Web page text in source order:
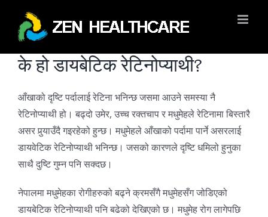
content
के हो डायबेटिक रेटिनोप्याथी?
आँखाको दृष्टि पर्दालाई रेटिना भनिन्छ जसमा आउने समस्या नै
रेटिनोप्याथी हो। बढ्दो उमेर, उच्च रक्तचाप र मधुमेहले रेटिनामा बिस्तारै
असर पुर्‍याउँदै गइरहेको हुन्छ। मधुमेहले आँखाको पर्दामा पार्ने असरलाई
डायवेटिक रेटिनोप्याथी भनिन्छ। जसको कारणले दृष्टि धमिलो हुनुका
साथै दुष्टि गुम्न पनि सक्दछ।
नेपालमा मधुमेहका रोगीहरुको बढ्ने क्रमसँगै मधुमेहसँग जोडिएको
डायबेटिक रेटिनोप्याथी पनि बढेको देखिएको छ। मधुमेह रोग लागेपछि